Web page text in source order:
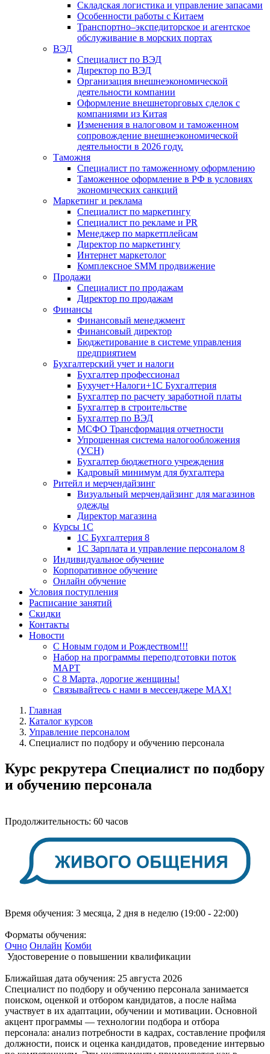
Складская логистика и управление запасами
Особенности работы с Китаем
Транспортно–экспедиторское и агентское
обслуживание в морских портах
ВЭД
Специалист по ВЭД
Директор по ВЭД
Организация внешнеэкономической
деятельности компании
Оформление внешнеторговых сделок с
компаниями из Китая
Изменения в налоговом и таможенном
сопровождение внешнеэкономической
деятельности в 2026 году.
Таможня
Специалист по таможенному оформлению
Таможенное оформление в РФ в условиях
экономических санкций
Маркетинг и реклама
Специалист по маркетингу
Специалист по рекламе и PR
Менеджер по маркетплейсам
Директор по маркетингу
Интернет маркетолог
Комплексное SMM продвижение
Продажи
Специалист по продажам
Директор по продажам
Финансы
Финансовый менеджмент
Финансовый директор
Бюджетирование в системе управления
предприятием
Бухгалтерский учет и налоги
Бухгалтер профессионал
Бухучет+Налоги+1С Бухгалтерия
Бухгалтер по расчету заработной платы
Бухгалтер в строительстве
Бухгалтер по ВЭД
МСФО Трансформация отчетности
Упрощенная система налогообложения
(УСН)
Бухгалтер бюджетного учреждения
Кадровый минимум для бухгалтера
Ритейл и мерчендайзинг
Визуальный мерчендайзинг для магазинов
одежды
Директор магазина
Курсы 1С
1С Бухгалтерия 8
1С Зарплата и управление персоналом 8
Индивидуальное обучение
Корпоративное обучение
Онлайн обучение
Условия поступления
Расписание занятий
Скидки
Контакты
Новости
С Новым годом и Рождеством!!!
Набор на программы переподготовки поток
МАРТ
С 8 Марта, дорогие женщины!
Связывайтесь с нами в мессенджере MAX!
Главная
Каталог курсов
Управление персоналом
Специалист по подбору и обучению персонала
Курс рекрутера Специалист по подбору
и обучению персонала
Продолжительность: 60 часов
Время обучения: 3 месяца, 2 дня в неделю (19:00 - 22:00)
Форматы обучения:
Очно Онлайн Комби
Удостоверение о повышении квалификации
Ближайшая дата обучения: 25 августа 2026
Специалист по подбору и обучению персонала занимается
поиском, оценкой и отбором кандидатов, а после найма
участвует в их адаптации, обучении и мотивации. Основной
акцент программы — технологии подбора и отбора
персонала: анализ потребности в кадрах, составление профиля
должности, поиск и оценка кандидатов, проведение интервью